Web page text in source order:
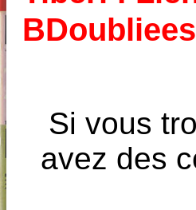
Si vous
avez des